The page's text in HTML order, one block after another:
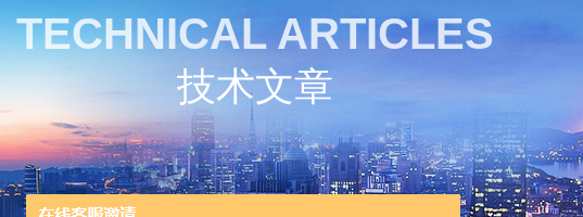
TECHNICAL ARTICLES
技术文章